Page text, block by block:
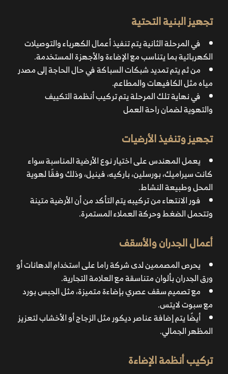
تجهيز البنية التحتية
في المرحلة الثانية يتم تنفيذ أعمال الكهرباء والتوصيلات
الكهربائية بما يتناسب مع الإضاءة والأجهزة المستخدمة.
من ثم يتم تمديد شبكات السباكة في حال الحاجة إلى مصدر
مياه مثل الكافيهات والمطاعم.
في نهاية تلك المرحلة يتم تركيب أنظمة التكييف
والتهوية لضمان راحة العمل
تجهيز وتنفيذ الأرضيات
يعمل المهندس على اختيار نوع الأرضية المناسبة سواء
كانت سيراميك، بورسلين، باركيه، فينيل، وذلك وفقًا لهوية
المحل وطبيعة النشاط.
فور الانتهاء من تركيبه يتم التأكد من أن الأرضية متينة
وتتحمل الضغط وحركة العملاء المستمرة.
أعمال الجدران والأسقف
يحرص المصممين لدى شركة راما على استخدام الدهانات أو
ورق الجدران بألوان متناسقة مع العلامة التجارية.
مع تصميم سقف عصري بإضاءة متميزة، مثل الجبس بورد
مع سبوت لايتس.
أيضًا يتم إضافة عناصر ديكور مثل الزجاج أو الأخشاب لتعزيز
المظهر الجمالي.
تركيب أنظمة الإضاءة